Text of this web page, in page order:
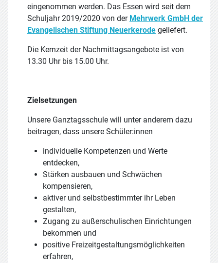
eingenommen werden. Das Essen wird seit dem
Schuljahr 2019/2020 von der Mehrwerk GmbH der
Evangelischen Stiftung Neuerkerode geliefert.
Die Kernzeit der Nachmittagsangebote ist von
13.30 Uhr bis 15.00 Uhr.
Zielsetzungen
Unsere Ganztagsschule will unter anderem dazu
beitragen, dass unsere Schüler:innen
individuelle Kompetenzen und Werte
entdecken,
Stärken ausbauen und Schwächen
kompensieren,
aktiver und selbstbestimmter ihr Leben
gestalten,
Zugang zu außerschulischen Einrichtungen
bekommen und
positive Freizeitgestaltungsmöglichkeiten
erfahren,